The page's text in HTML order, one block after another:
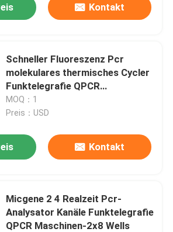
Kontakt
Schneller Fluoreszenz Pcr
molekulares thermisches Cycler
Funktelegrafie QPCR
quantitativer Maschinen-NMPA
MOQ：1
Preis：USD
Kontakt
Micgene 2 4 Realzeit Pcr-
Analysator Kanäle Funktelegrafie
QPCR Maschinen-2x8 Wells